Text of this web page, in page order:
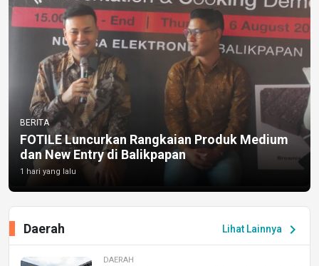
BERITA
FOTILE Luncurkan Rangkaian Produk Medium
dan New Entry di Balikpapan
1 hari yang lalu
Lihat Lainnya chevron_right
Daerah
DAERAH